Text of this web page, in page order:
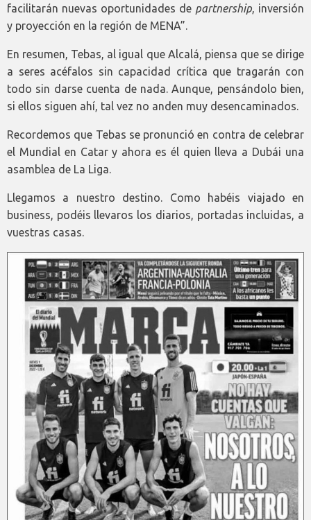
facilitarán nuevas oportunidades de partnership , inversión
y proyección en la región de MENA”.
En resumen, Tebas, al igual que Alcalá, piensa que se dirige
a seres acéfalos sin capacidad crítica que tragarán con
todo sin darse cuenta de nada. Aunque, pensándolo bien,
si ellos siguen ahí, tal vez no anden muy desencaminados.
Recordemos que Tebas se pronunció en contra de celebrar
el Mundial en Catar y ahora es él quien lleva a Dubái una
asamblea de La Liga.
Llegamos a nuestro destino. Como habéis viajado en
business, podéis llevaros los diarios, portadas incluidas, a
vuestras casas.